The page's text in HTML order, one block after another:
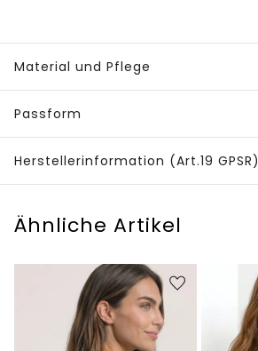
Material und Pflege
Passform
Herstellerinformation (Art.19 GPSR)
Ähnliche Artikel